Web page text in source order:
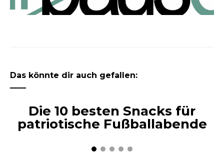
Das könnte dir auch gefallen:
Die 10 besten Snacks für
patriotische Fußballabende